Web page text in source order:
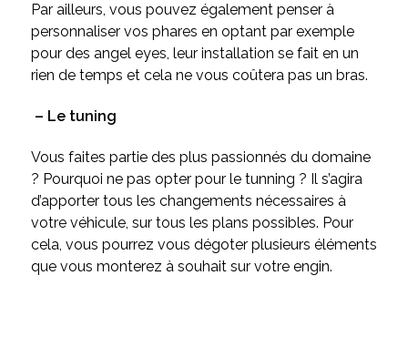
Par ailleurs, vous pouvez également penser à
personnaliser vos phares en optant par exemple
pour des angel eyes, leur installation se fait en un
rien de temps et cela ne vous coûtera pas un bras.
– Le tuning
Vous faites partie des plus passionnés du domaine
? Pourquoi ne pas opter pour le tunning ? Il s’agira
d’apporter tous les changements nécessaires à
votre véhicule, sur tous les plans possibles. Pour
cela, vous pourrez vous dégoter plusieurs éléments
que vous monterez à souhait sur votre engin.